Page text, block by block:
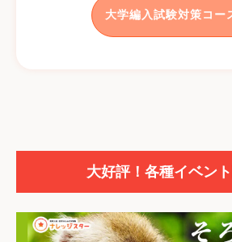
大学編入試験対策コー
大好評！各種イベン